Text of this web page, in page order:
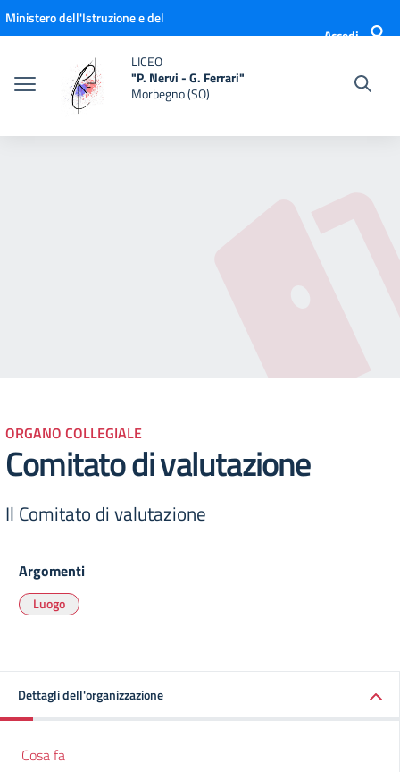
Vai ai contenuti
Vai al menu di navigazione
Vai al footer
Ministero dell'Istruzione e del
Accedi
LICEO
"P. Nervi - G. Ferrari"
Morbegno (SO)
ORGANO COLLEGIALE
Comitato di valutazione
Il Comitato di valutazione
Argomenti
Luogo
Dettagli dell'organizzazione
Cosa fa